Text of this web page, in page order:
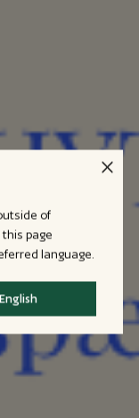
of
page
language.
English